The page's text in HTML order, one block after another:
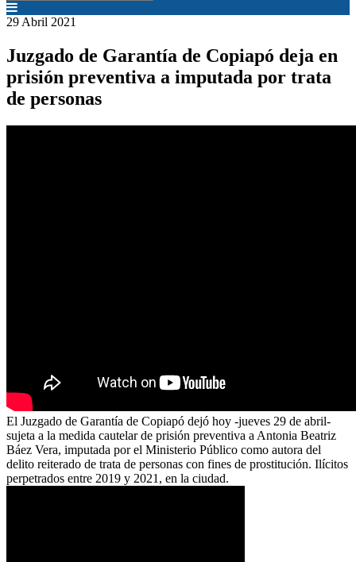
29 Abril 2021
Juzgado de Garantía de Copiapó deja en
prisión preventiva a imputada por trata
de personas
El Juzgado de Garantía de Copiapó dejó hoy -jueves 29 de abril-
sujeta a la medida cautelar de prisión preventiva a Antonia Beatriz
Báez Vera, imputada por el Ministerio Público como autora del
delito reiterado de trata de personas con fines de prostitución. Ilícitos
perpetrados entre 2019 y 2021, en la ciudad.